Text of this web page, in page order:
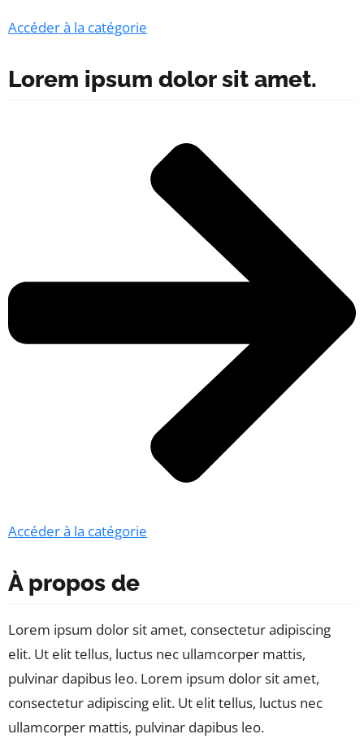
Accéder à la catégorie
Lorem ipsum dolor sit amet.
Accéder à la catégorie
À propos de
Lorem ipsum dolor sit amet, consectetur adipiscing
elit. Ut elit tellus, luctus nec ullamcorper mattis,
pulvinar dapibus leo. Lorem ipsum dolor sit amet,
consectetur adipiscing elit. Ut elit tellus, luctus nec
ullamcorper mattis, pulvinar dapibus leo.